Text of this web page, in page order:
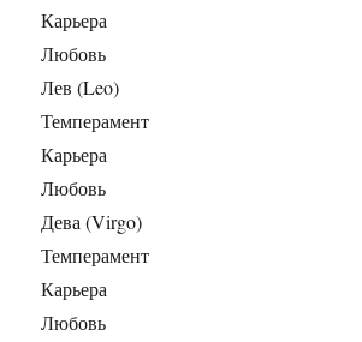
Карьера
Любовь
Лев (Leo)
Темперамент
Карьера
Любовь
Дева (Virgo)
Темперамент
Карьера
Любовь